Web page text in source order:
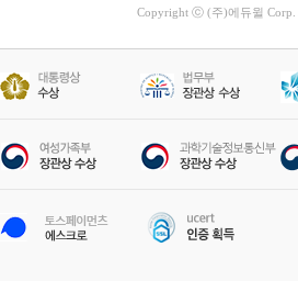
Copyright ⓒ (주)에듀윌 Corp.